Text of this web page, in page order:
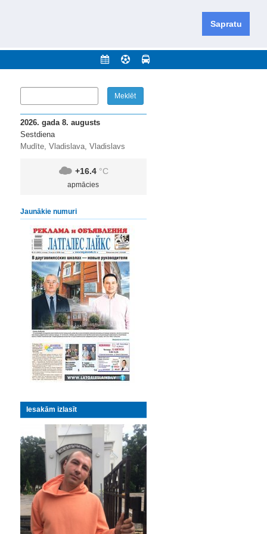
Sapratu
novadu un apkārtējos novadus un pilsētas.
2026. gada 8. augusts
Sestdiena
Mudīte, Vladislava, Vladislavs
+16.4 °C
apmācies
Jaunākie numuri
Iesakām izlasīt